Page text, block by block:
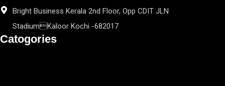
Bright Business Kerala 2nd Floor, Opp CDIT JLN
StadiumKaloor Kochi -682017
Catogories